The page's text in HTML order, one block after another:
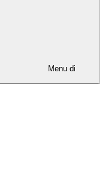
Menu di